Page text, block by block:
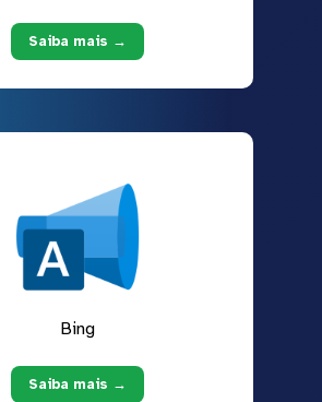
Saiba mais →
Bing
Saiba mais →